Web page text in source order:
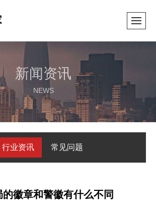
新闻资讯
NEWS
行业资讯 常见问题
的徽章和警徽有什么不同